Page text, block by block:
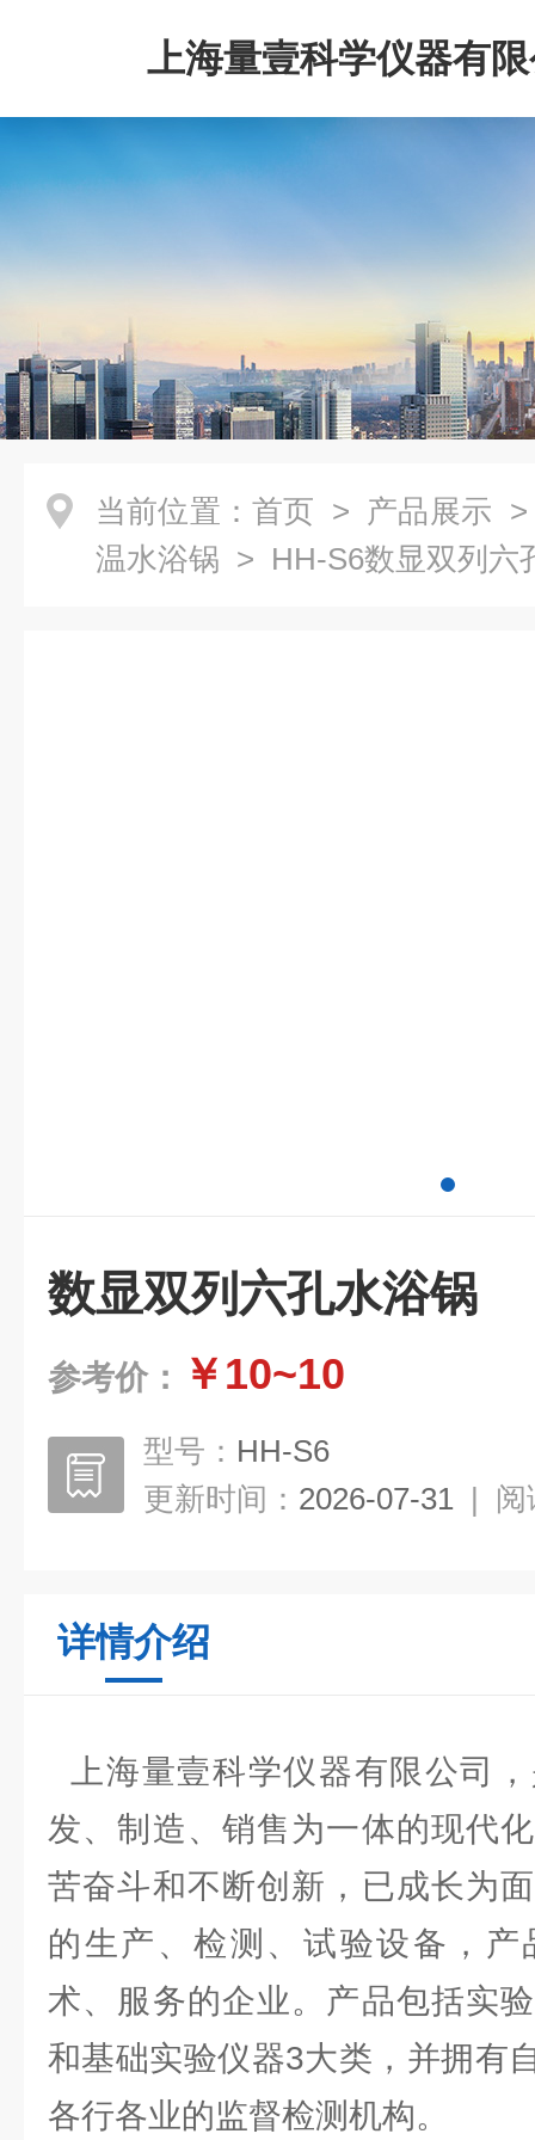
上海量壹科学仪器有
当前位置： 首页 > 产品展示
温水浴锅 > HH-S6数显双列六
数显双列六孔水浴锅
参考价： ￥10~10
型号： HH-S6
更新时间： 2026-07-31 | 阅
详情介绍
上海量壹科学仪器有限公司
发、制造、销售为一体的现代
苦奋斗和不断创新，已成长为
的生产、检测、试验设备，
术、服务的企业。产品包括实
和基础实验仪器3大类，并拥有
各行各业的监督检测机构。